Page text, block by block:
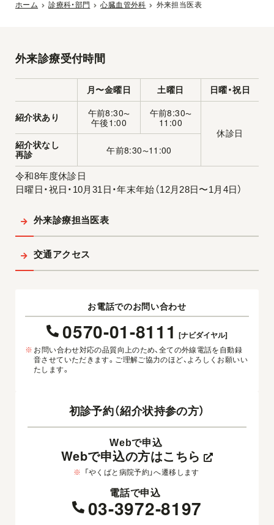
ホーム 診療科・部門 心臓血管外科 外来担当医表
外来診療受付時間
月〜金曜日 土曜日 日曜・祝日
紹介状あり 午前8:30〜
午後1:00
午前8:30〜
11:00
休診日
紹介状なし
再診
午前8:30〜11:00
令和8年度休診日
日曜日・祝日・10月31日・年末年始（12月28日〜1月4日）
外来診療担当医表
交通アクセス
お電話でのお問い合わせ
0570-01-8111 [ナビダイヤル]
※ お問い合わせ対応の品質向上のため、全ての外線電話を自動録
音させていただきます。ご理解ご協力のほど、よろしくお願いい
たします。
初診予約（紹介状持参の方）
Webで申込
Webで申込の方はこちら
※ 「やくばと病院予約」へ遷移します
電話で申込
03-3972-8197